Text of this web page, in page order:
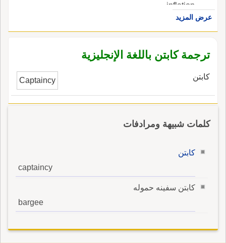
inflation.
عرض المزيد
ترجمة كابتن باللغة الإنجليزية
كابتن Captaincy
كلمات شبيهة ومرادفات
كابتن
captaincy
كابتن سفينه حموله
bargee